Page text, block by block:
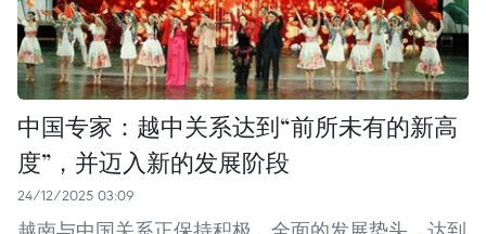
中国专家：越中关系达到“前所未有的新高
度”，并迈入新的发展阶段
24/12/2025 03:09